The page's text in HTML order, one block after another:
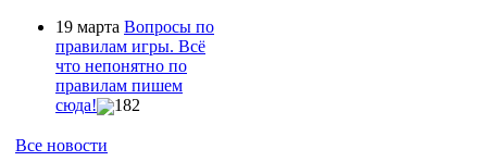
19 марта Вопросы по
правилам игры. Всё
что непонятно по
правилам пишем
сюда!
182
Все новости